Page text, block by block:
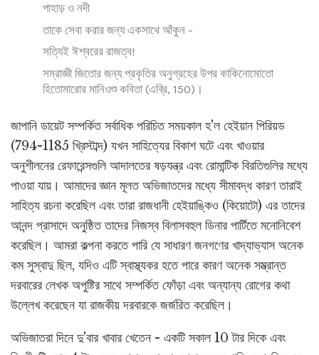
পাহাড় ও নদী
তাকে সেবা করার জন্য একসাথে আঁকুন -
সত্যিই ঈশ্বরের রাজত্ব!
সম্রাজ্ঞী জিতোর জন্য প্রকৃতির অনুগ্রহের উপর কাকিনোমোতো
হিতোমারোর মানিওশু কবিতা (এব্রি, 150)।
জাপানি ডায়েট সম্পর্কিত সর্বাধিক পরিচিত সময়কাল হ'ল হেইয়ান পিরিয়ড
(794-1185 খ্রিস্টাব্দ) যখন সাহিত্যের বিকাশ ঘটে এবং খাওয়ার
অনুশীলনের রেফারেন্সগুলি আদালতের ষড়যন্ত্র এবং রোমান্টিক বিরতিগুলির মধ্যে
পাওয়া যায়। আমাদের জ্ঞান মূলত অভিজাতদের মধ্যে সীমাবদ্ধ কারণ তারাই
সাহিত্য রচনা করেছিল এবং তারা রাজধানী হেইয়াঙ্কিও (কিয়োটো) এর তাদের
আনন্দ প্রাসাদে অনুষ্ঠিত তাদের নিজস্ব বিলাসবহুল ডিনার পার্টিতে মনোনিবেশ
করেছিল। আমরা কল্পনা করতে পারি যে সাধারণ জনগণের খাদ্যাভ্যাস অনেক
কম সুস্বাদু ছিল, যদিও এটি স্বাস্থ্যকর হতে পারে কারণ অনেক সম্ভ্রান্ত
দরবারের লেখক অপুষ্টির সাথে সম্পর্কিত ফোঁড়া এবং অন্যান্য রোগের কথা
উল্লেখ করেছেন যা রাজকীয় দরবারকে জর্জরিত করেছিল।
অভিজাতরা দিনে দু'বার খাবার খেতেন - একটি সকাল 10 টার দিকে এবং